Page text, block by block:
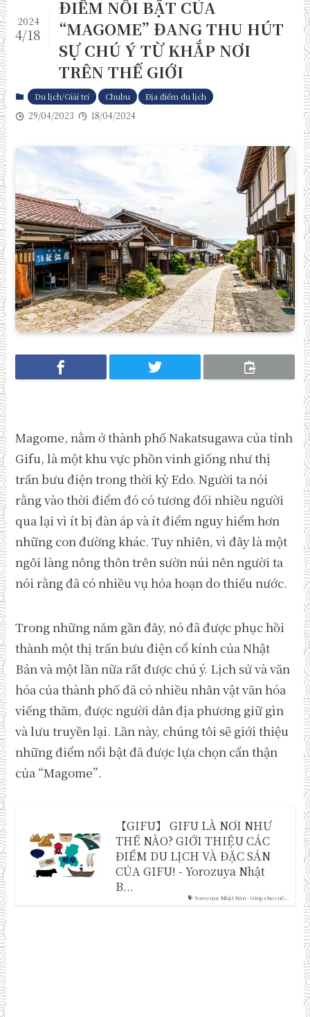
ĐIỂM NỔI BẬT CỦA
“MAGOME” ĐANG THU HÚT
SỰ CHÚ Ý TỪ KHẮP NƠI
TRÊN THẾ GIỚI
2024
4/18
Du lịch/Giải trí Chubu Địa điểm du lịch
29/04/2023 18/04/2024
Magome, nằm ở thành phố Nakatsugawa của tỉnh
Gifu, là một khu vực phồn vinh giống như thị
trấn bưu điện trong thời kỳ Edo. Người ta nói
rằng vào thời điểm đó có tương đối nhiều người
qua lại vì ít bị đàn áp và ít điểm nguy hiểm hơn
những con đường khác. Tuy nhiên, vì đây là một
ngôi làng nông thôn trên sườn núi nên người ta
nói rằng đã có nhiều vụ hỏa hoạn do thiếu nước.
Trong những năm gần đây, nó đã được phục hồi
thành một thị trấn bưu điện cổ kính của Nhật
Bản và một lần nữa rất được chú ý. Lịch sử và văn
hóa của thành phố đã có nhiều nhân vật văn hóa
viếng thăm, được người dân địa phương giữ gìn
và lưu truyền lại. Lần này, chúng tôi sẽ giới thiệu
những điểm nổi bật đã được lựa chọn cẩn thận
của “Magome”.
Yorozuya Nhật Bản - Giúp cho cuộ...
【GIFU】 GIFU LÀ NƠI NHƯ
THẾ NÀO? GIỚI THIỆU CÁC
ĐIỂM DU LỊCH VÀ ĐẶC SẢN
CỦA GIFU! - Yorozuya Nhật
B...